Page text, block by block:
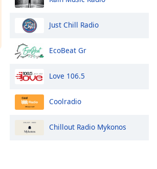
Just Chill Radio
EcoBeat Gr
Love 106.5
Coolradio
Chillout Radio Mykonos